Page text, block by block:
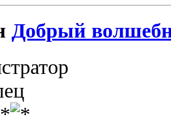
Добрый